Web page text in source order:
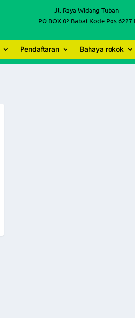
Jl. Raya Widang Tuban
PO BOX 02 Babat Kode Pos 62271
Pendaftaran Bahaya rokok